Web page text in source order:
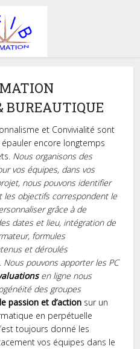
BUREAUTIQUE
et Convivialité sont
encore longtemps
Nous organisons des
vos équipes, dans vos
nous pouvons identifier
les objectifs correspondent le
grâce à de
dates et lieu, intégration de
formules
et déroulés
Nous pouvons apporter les PC
en ligne nous
des groupes
passion et d’action sur un
en perpétuelle
toujours donné les
vos équipes dans le